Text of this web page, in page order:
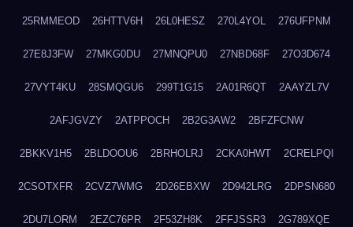
25RMMEOD 26HTTV6H 26L0HESZ 270L4YOL 276UFPNM
27E8J3FW 27MKG0DU 27MNQPU0 27NBD68F 27O3D674
27VYT4KU 28SMQGU6 299T1G15 2A01R6QT 2AAYZL7V
2AFJGVZY 2ATPPOCH 2B2G3AW2 2BFZFCNW
2BKKV1H5 2BLDOOU6 2BRHOLRJ 2CKA0HWT 2CRELPQI
2CSOTXFR 2CVZ7WMG 2D26EBXW 2D942LRG 2DPSN680
2DU7LORM 2EZC76PR 2F53ZH8K 2FFJSSR3 2G789XQE